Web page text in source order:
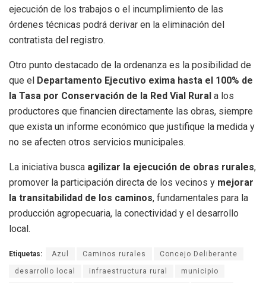
ejecución de los trabajos o el incumplimiento de las
órdenes técnicas podrá derivar en la eliminación del
contratista del registro.
Otro punto destacado de la ordenanza es la posibilidad de
que el Departamento Ejecutivo exima hasta el 100% de
la Tasa por Conservación de la Red Vial Rural a los
productores que financien directamente las obras, siempre
que exista un informe económico que justifique la medida y
no se afecten otros servicios municipales.
La iniciativa busca agilizar la ejecución de obras rurales,
promover la participación directa de los vecinos y mejorar
la transitabilidad de los caminos, fundamentales para la
producción agropecuaria, la conectividad y el desarrollo
local.
Etiquetas: Azul Caminos rurales Concejo Deliberante
desarrollo local infraestructura rural municipio